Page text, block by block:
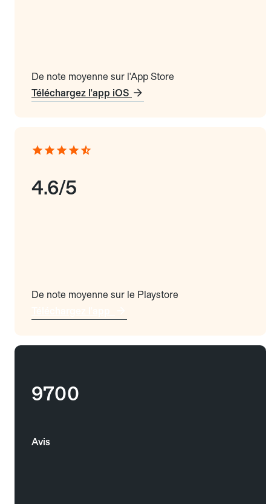
De note moyenne sur l'App Store
Téléchargez l'app iOS
4.6/5
De note moyenne sur le Playstore
9700
Avis